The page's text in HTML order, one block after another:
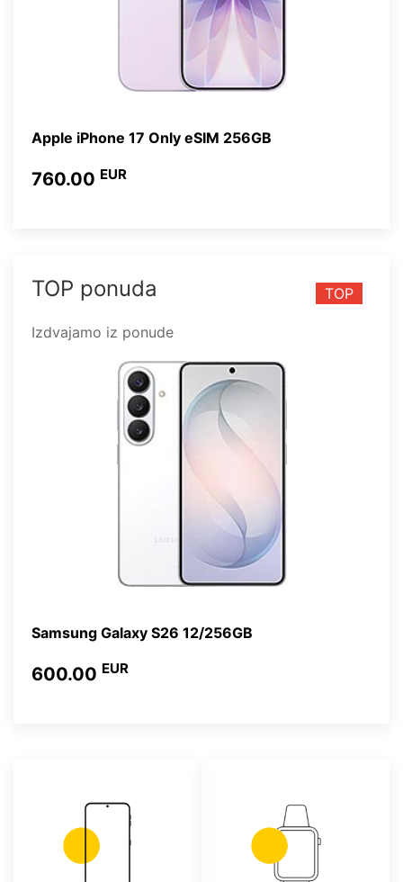
Apple iPhone 17 Only eSIM 256GB
760.00 EUR
TOP
TOP ponuda
Izdvajamo iz ponude
Samsung Galaxy S26 12/256GB
600.00 EUR